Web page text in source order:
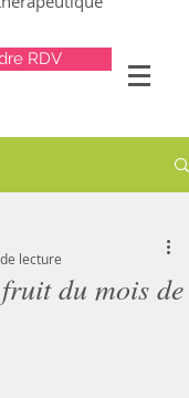
RDV
du mois de
lecture